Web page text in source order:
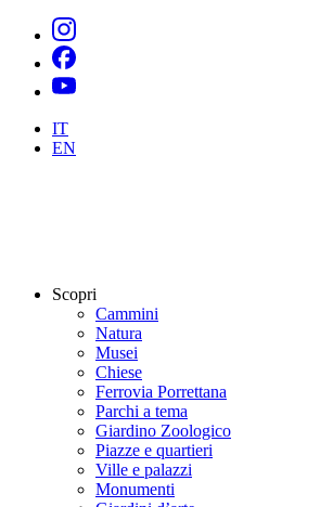
IT
EN
Scopri
Cammini
Natura
Musei
Chiese
Ferrovia Porrettana
Parchi a tema
Giardino Zoologico
Piazze e quartieri
Ville e palazzi
Monumenti